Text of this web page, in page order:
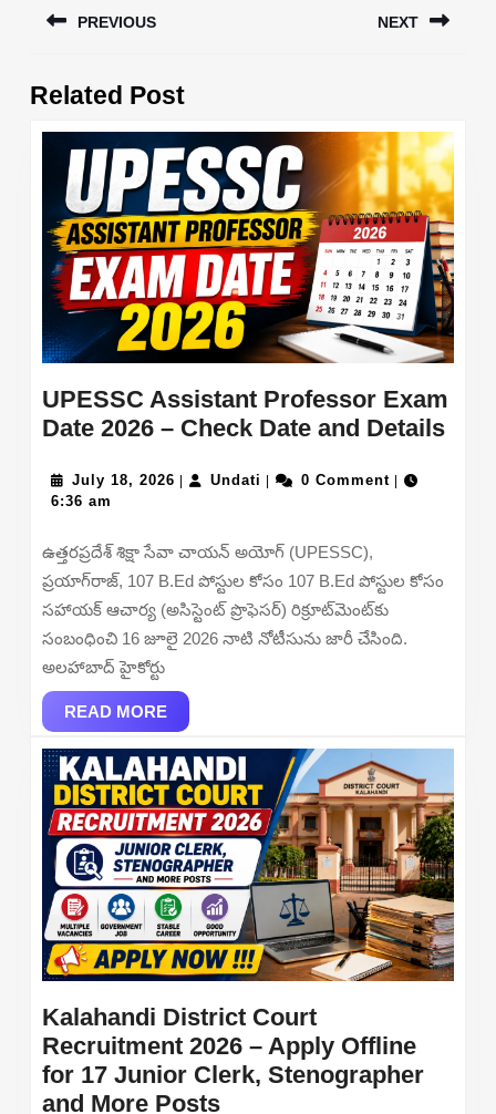
navigation
PREVIOUS
post:
NEXT
Related Post
UPESSC Assistant Professor Exam
Date 2026 – Check Date and Details
July 18, 2026 July
Undati Undati0 Comment
6:36 am
ఉత్తరప్రదేశ్ శిక్షా సేవా చాయన్ అయోగ్ (UPESSC),
ప్రయాగ్‌రాజ్, 107 B.Ed పోస్టుల కోసం 107 B.Ed పోస్టుల కోసం
సహాయక్ ఆచార్య (అసిస్టెంట్ ప్రొఫెసర్) రిక్రూట్‌మెంట్‌కు
సంబంధించి 16 జూలై 2026 నాటి నోటీసును జారీ చేసింది.
అలహాబాద్ హైకోర్టు
READ MOREREAD
MORE
Kalahandi District Court
Recruitment 2026 – Apply Offline
for 17 Junior Clerk, Stenographer
and More PostsKalahandi